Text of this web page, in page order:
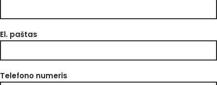
El. paštas
Telefono numeris